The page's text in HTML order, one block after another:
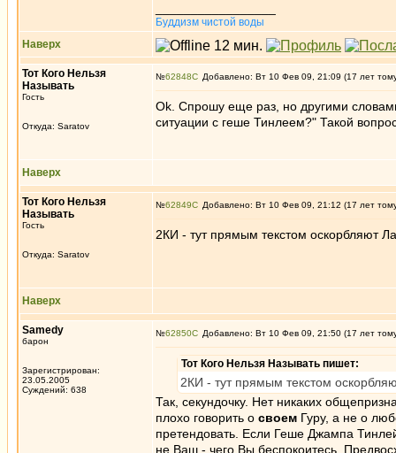
Буддизм чистой воды
Наверх
Тот Кого Нельзя
Называть
Гость
Откуда: Saratov
№62848 Добавлено: Вт 10 Фев 09, 21:09 (17 лет
Ok. Спрошу еще раз, но другими
ситуации с геше Тинлеем?" Такой
Наверх
Тот Кого Нельзя
Называть
Гость
Откуда: Saratov
№62849 Добавлено: Вт 10 Фев 09, 21:12 (17 лет
2КИ - тут прямым текстом оскорбляют
Наверх
Samedy
барон
Зарегистрирован:
23.05.2005
Суждений: 638
№62850 Добавлено: Вт 10 Фев 09, 21:50 (17 лет
Тот Кого Нельзя Называть пишет:
2КИ - тут прямым текстом
Так, секундочку. Нет никаких
плохо говорить о своем Гуру, а не о
претендовать. Если Геше Джампа
не Ваш - чего Вы беспокоитесь.